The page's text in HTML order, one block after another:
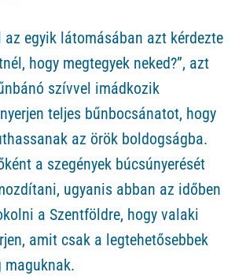
egyik látomásában azt kérdezte
hogy megtegyek neked?”, azt
szívvel imádkozik
teljes bűnbocsánatot, hogy
az örök boldogságba.
a szegények búcsúnyerését
ugyanis abban az időben
a Szentföldre, hogy valaki
amit csak a legtehetősebbek
maguknak.